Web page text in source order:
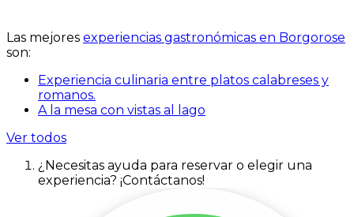
Las mejores experiencias gastronómicas en Borgorose
son:
Experiencia culinaria entre platos calabreses y
romanos.
A la mesa con vistas al lago
Ver todos
¿Necesitas ayuda para reservar o elegir una
experiencia? ¡Contáctanos!